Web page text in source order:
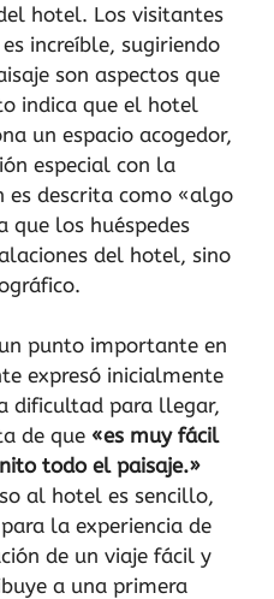
hotel. Los visitantes
increíble, sugiriendo
son aspectos que
indica que el hotel
un espacio acogedor,
especial con la
es descrita como «algo
que los huéspedes
del hotel, sino
punto importante en
expresó inicialmente
dificultad para llegar,
de que «es muy fácil
todo el paisaje.»
al hotel es sencillo,
la experiencia de
de un viaje fácil y
a una primera